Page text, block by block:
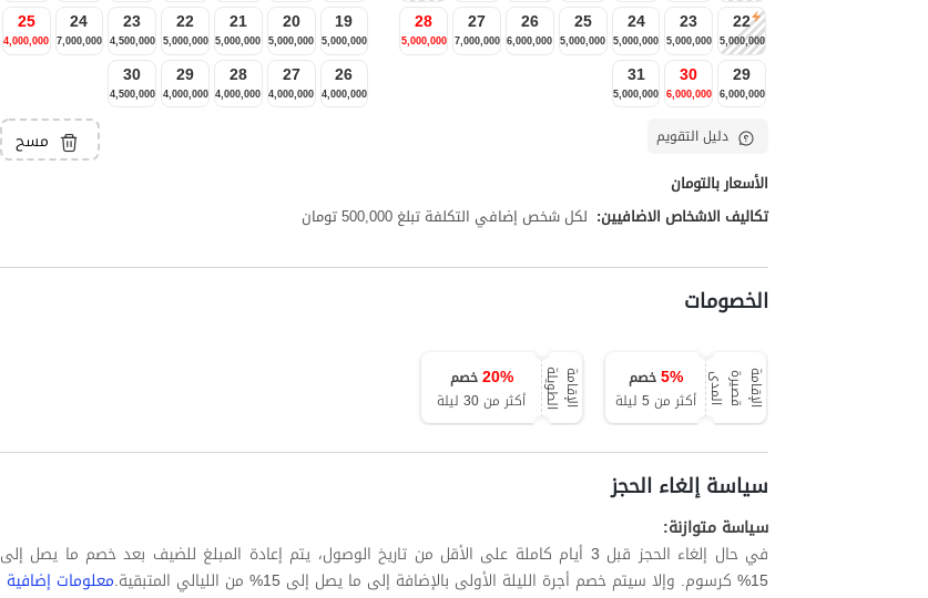
22
5,000,000
23
5,000,000
24
5,000,000
25
5,000,000
26
6,000,000
27
7,000,000
28
5,000,000
29
6,000,000
30
6,000,000
31
5,000,000
19
5,000,000
20
5,000,000
21
5,000,000
22
5,000,000
23
4,500,000
24
7,000,000
25
4,000,000
26
4,000,000
27
4,000,000
28
4,000,000
29
4,000,000
30
4,500,000
دليل التقويم مسح
الأسعار بالتومان
تكاليف الاشخاص الاضافيين: لكل شخص إضافي التكلفة تبلغ 500,000 تومان
الخصومات
ا
ل
إ
ق
ا
م
ة
ق
ص
ي
ر
ة
ا
ل
م
د ى 5% خصم
أكثر من 5 ليلة
ا
ل
إ
ق
ا
م
ة
ا
ل
ط
و
ي
لة 20%
خصم
أكثر من 30 ليلة
سياسة إلغاء الحجز
سياسة متوازنة:
في حال إلغاء الحجز قبل 3 أيام كاملة على الأقل من تاريخ الوصول، يتم إعادة المبلغ للضيف بعد خصم ما يصل إلى
15% كرسوم. وإلا سيتم خصم أجرة الليلة الأولى بالإضافة إلى ما يصل إلى 15% من الليالي المتبقية.
معلومات إضافية